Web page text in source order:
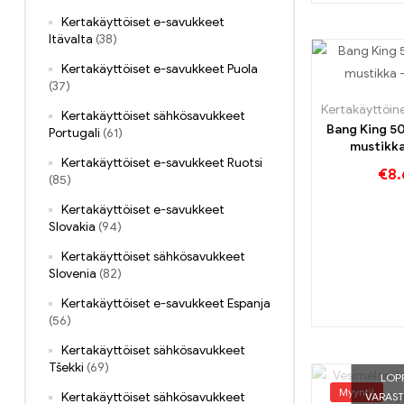
Bang King
€
Myynti!
Kertakäyttöiset e-savukkeet
Itävalta (38)
Kertakäyttöiset e-savukkeet Puola
(37)
Kertakäyttöiset sähkösavukkeet
Portugali (61)
Kertakäyttöiset e-savukkeet Ruotsi
(85)
Kertakäyttöiset e-savukkeet
Slovakia (94)
Kertakäyttöiset sähkösavukkeet
Slovenia (82)
Kertakäyttöiset e-savukkeet Espanja
(56)
Kertakäyttöiset sähkösavukkeet
Tšekki (69)
Kertakäyttöiset sähkösavukkeet